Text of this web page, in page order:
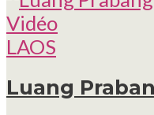
Vidéo
LAOS
Luang